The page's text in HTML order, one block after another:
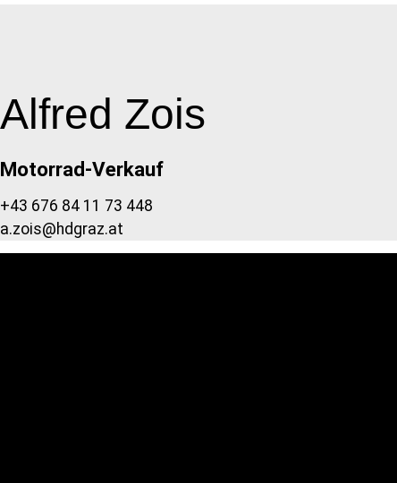
Alfred Zois
Motorrad-Verkauf
+43 676 84 11 73 448
a.zois@hdgraz.at